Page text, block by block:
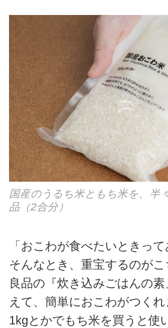
国産のうるち米ともち米を、半
品（2合分）
「おこわが食べたいときって
そんなとき、重宝するのが
良品の『炊き込みごはんの
えて、簡単におこわがつく
1kgとかでもち米を買うと使